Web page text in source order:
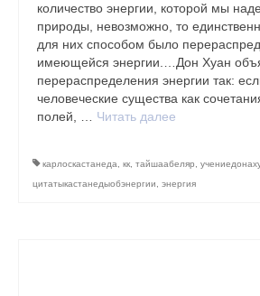
количество энергии, которой мы
природы, невозможно, то
для них способом было
имеющейся энергии.…Дон Хуан
перераспределения энергии так:
человеческие существа как
полей, … Читать далее
карлоскастанеда кк тайшаабеляр
цитатыкастанедыобэнергии
энергия